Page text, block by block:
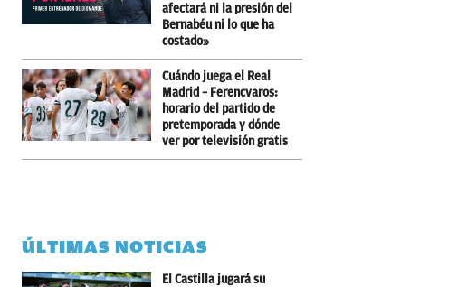
afectará ni la presión del
Bernabéu ni lo que ha
costado»
Cuándo juega el Real
Madrid – Ferencvaros:
horario del partido de
pretemporada y dónde
ver por televisión gratis
ÚLTIMAS NOTICIAS
El Castilla jugará su